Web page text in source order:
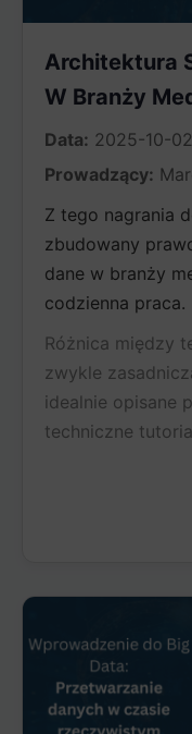
Architektura
W Branży
Data: 2025-10-02
Prowadzący:
Z tego nagrania
zbudowany
dane w branży
codzienna praca.
Różnica między
zwykle
idealnie opisane
techniczne